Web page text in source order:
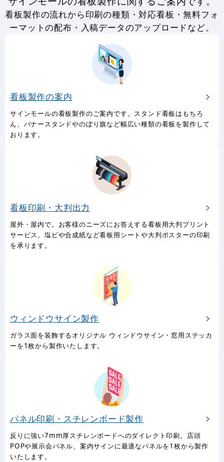
看板製作の流れから印刷の種類・対応看板・無料フォ
ーマットの配布・入稿データのアップロードなど。
看板製作の案内
サインモールの看板製作のご案内です。スタンド看板はもちろ
ん、バナースタンドやのぼり旗など幅広い種類の看板を製作して
おります。
看板印刷・大判出力
屋外・屋内で。お客様のニーズにお答えする看板用大判プリント
サービス。塩ビや合成紙など看板用シートや大判ポスターの印刷
を承ります。
ウィンドウサイン製作
ガラス面を装飾するオリジナル ウィンドウサイン・窓用ステッカ
ーを1枚から製作いたします。
パネル印刷・スチレンボード製作
反りに強い7mm厚スチレンボードへのダイレクト印刷。店頭
POPや展示会パネル、案内サインに最適なパネルを1枚から製作
いたします。